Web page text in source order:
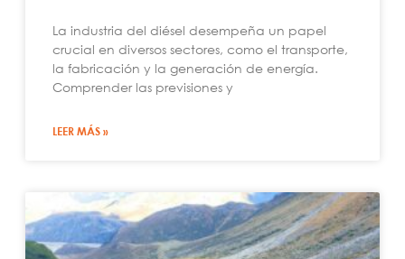
La industria del diésel desempeña un papel
crucial en diversos sectores, como el transporte,
la fabricación y la generación de energía.
Comprender las previsiones y
LEER MÁS »